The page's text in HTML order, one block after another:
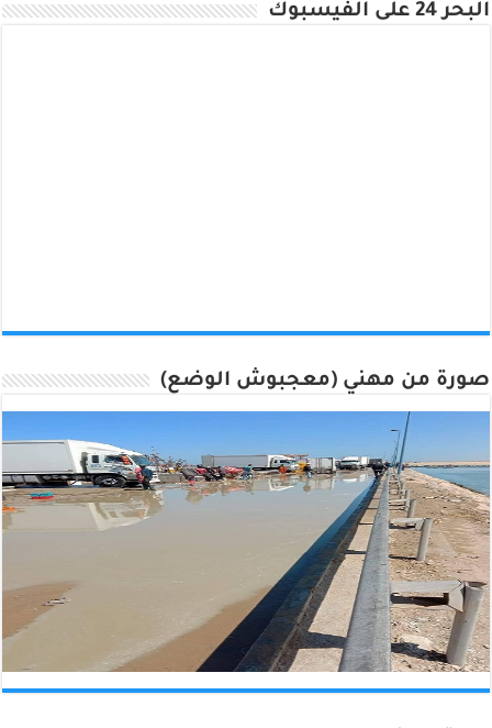
البحر 24 على الفيسبوك
صورة من مهني (معجبوش الوضع)